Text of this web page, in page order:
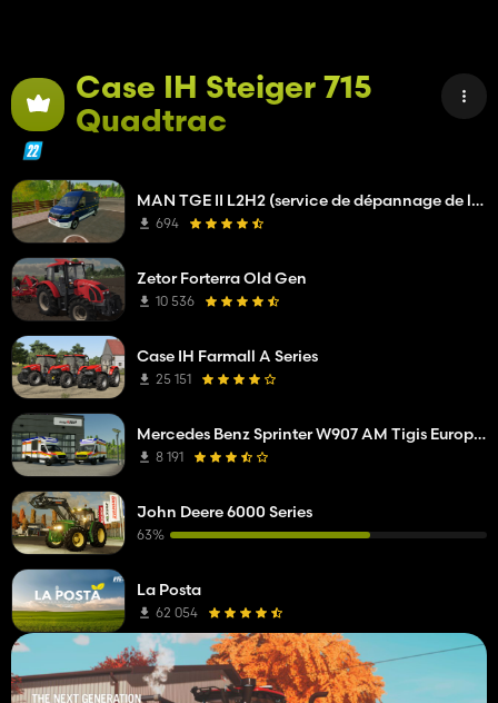
Case IH Steiger 715
Quadtrac
MAN TGE II L2H2 (service de dépannage de l'opérateur réseau)
694
Zetor Forterra Old Gen
10 536
Case IH Farmall A Series
25 151
Mercedes Benz Sprinter W907 AM Tigis Europa RTW
8 191
John Deere 6000 Series
63%
La Posta
62 054